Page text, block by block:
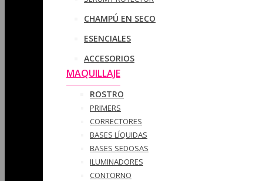
CHAMPÚ EN SECO
ESENCIALES
ACCESORIOS
MAQUILLAJE
ROSTRO
PRIMERS
CORRECTORES
BASES LÍQUIDAS
BASES SEDOSAS
ILUMINADORES
CONTORNO